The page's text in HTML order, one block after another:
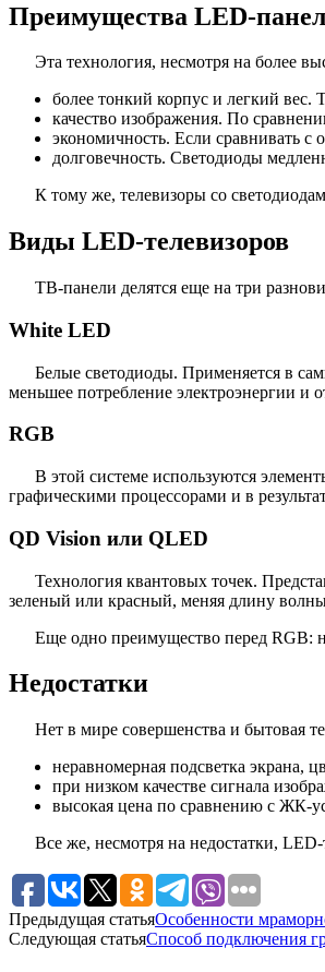
Преимущества LED-
Эта технология, несмотря на более
более тонкий корпус и легкий вес.
качество изображения. По
экономичность. Если сравнивать
долговечность. Светодиоды
К тому же, телевизоры со
Виды LED-телевизоров
ТВ-панели делятся еще на три
White LED
Белые светодиоды. Применяется в
меньшее потребление электроэнергии и
RGB
В этой системе используются
графическими процессорами и в
QD Vision или QLED
Технология квантовых точек.
зеленый или красный, меняя длину
Еще одно преимущество перед RGB:
Недостатки
Нет в мире совершенства и бытовая
неравномерная подсветка экрана,
при низком качестве сигнала
высокая цена по сравнению с ЖК-
Все же, несмотря на недостатки,
Предыдущая статьяОсобенности
Следующая статьяСпособ подключения